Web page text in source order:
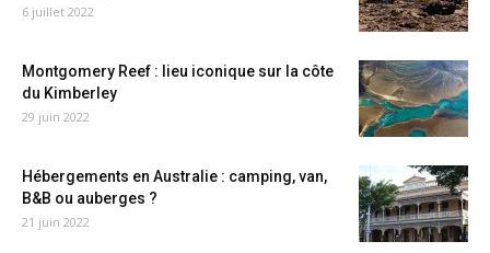
6 juillet 2022
Montgomery Reef : lieu iconique sur la côte
du Kimberley
29 juin 2022
Hébergements en Australie : camping, van,
B&B ou auberges ?
21 juin 2022